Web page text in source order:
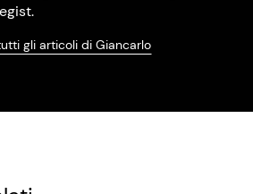
gli articoli di Giancarlo